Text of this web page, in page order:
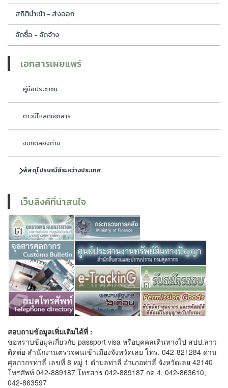
สถิตินำเข้า - ส่งออก
จัดซื้อ - จัดจ้าง
เอกสารเผยแพร่
คู่มือประชาชน
ดาวน์โหลดเอกสาร
งบทดลองด่าน
พัสดุไปรษณีย์ระหว่างประเทศ
เว็บลิงค์ที่น่าสนใจ
สอบถามข้อมูลเพิ่มเติมได้ที่ :
ขอทราบข้อมูลเกี่ยวกับ passport visa หรือบุคคลเดินทางไป สปป.ลาว
ติดต่อ สำนักงานตรวจคนเข้าเมืองจังหวัดเลย โทร. 042-821284 ด่าน
ศุลกากรท่าลี่ เลขที่ 8 หมู่ 1 ตำบลท่าลี่ อำเภอท่าลี่ จังหวัดเลย 42140
โทรศัพท์ 042-889187 โทรสาร 042-889187 กด 4, 042-863610,
042-863597